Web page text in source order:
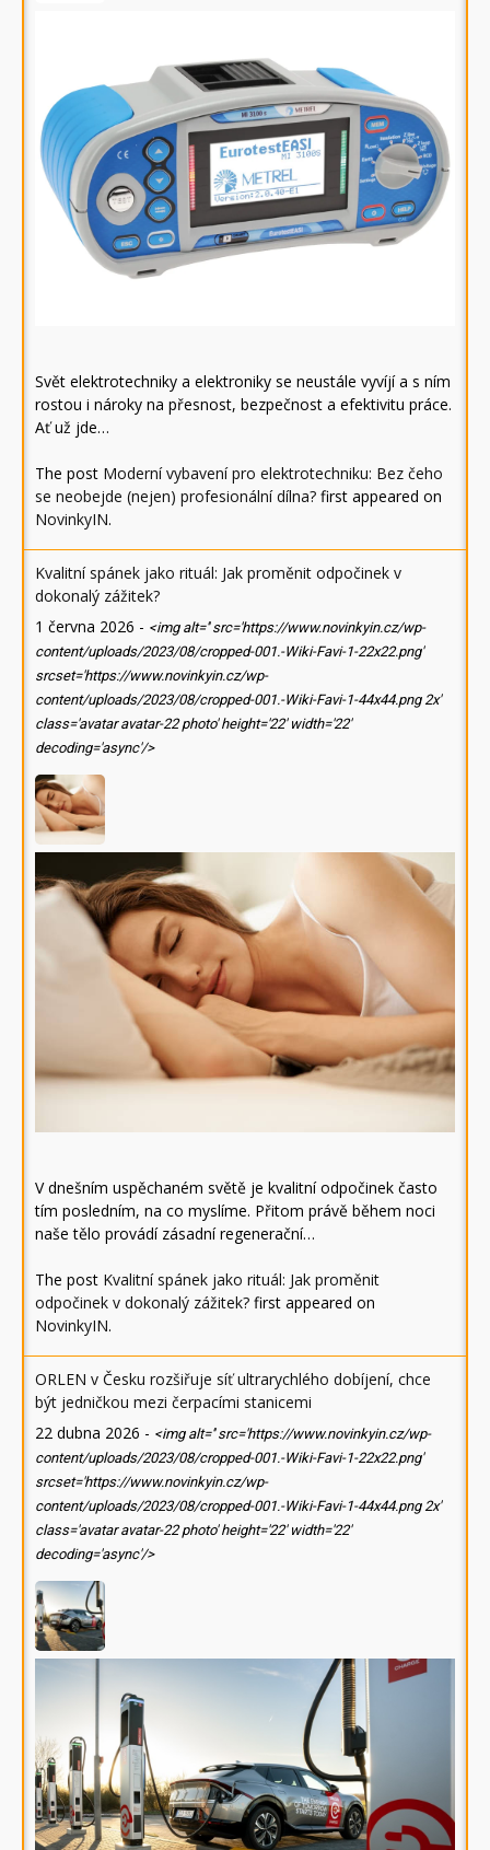
Svět elektrotechniky a elektroniky se neustále vyvíjí a s ním
rostou i nároky na přesnost, bezpečnost a efektivitu práce.
Ať už jde…
The post Moderní vybavení pro elektrotechniku: Bez čeho
se neobejde (nejen) profesionální dílna? first appeared on
NovinkyIN.
Kvalitní spánek jako rituál: Jak proměnit odpočinek v
dokonalý zážitek?
1 června 2026 - <img alt='' src='https://www.novinkyin.cz/wp-
content/uploads/2023/08/cropped-001.-Wiki-Favi-1-22x22.png'
srcset='https://www.novinkyin.cz/wp-
content/uploads/2023/08/cropped-001.-Wiki-Favi-1-44x44.png 2x'
class='avatar avatar-22 photo' height='22' width='22'
decoding='async'/>
V dnešním uspěchaném světě je kvalitní odpočinek často
tím posledním, na co myslíme. Přitom právě během noci
naše tělo provádí zásadní regenerační…
The post Kvalitní spánek jako rituál: Jak proměnit
odpočinek v dokonalý zážitek? first appeared on
NovinkyIN.
ORLEN v Česku rozšiřuje síť ultrarychlého dobíjení, chce
být jedničkou mezi čerpacími stanicemi
22 dubna 2026 - <img alt='' src='https://www.novinkyin.cz/wp-
content/uploads/2023/08/cropped-001.-Wiki-Favi-1-22x22.png'
srcset='https://www.novinkyin.cz/wp-
content/uploads/2023/08/cropped-001.-Wiki-Favi-1-44x44.png 2x'
class='avatar avatar-22 photo' height='22' width='22'
decoding='async'/>